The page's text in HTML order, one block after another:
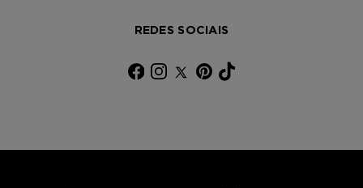
REDES SOCIAIS